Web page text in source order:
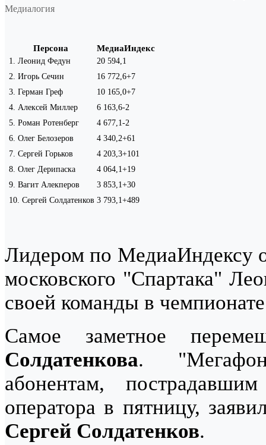
Медиалогия
Персона МедиаИндекс
1 Леонид Федун
20 594,1
2 Игорь Сечин 16 772,6+7
3 Герман Греф 10 165,0+7
4 Алексей Миллер 6 163,6-2
5 Роман Ротенберг 4 677,1-2
6 Олег Белозеров 4 340,2+61
7 Сергей Горьков 4 203,3+101
8 Олег Дерипаска 4 064,1+19
9 Вагит Алекперов 3 853,1+30
10 Сергей Солдатенков 3 793,1+489
Лидером по МедиаИндексу
московского "Спартака"
своей команды в
Самое заметное
Солдатенкова.
абонентам,
оператора в пятницу,
Сергей Солдатенков.